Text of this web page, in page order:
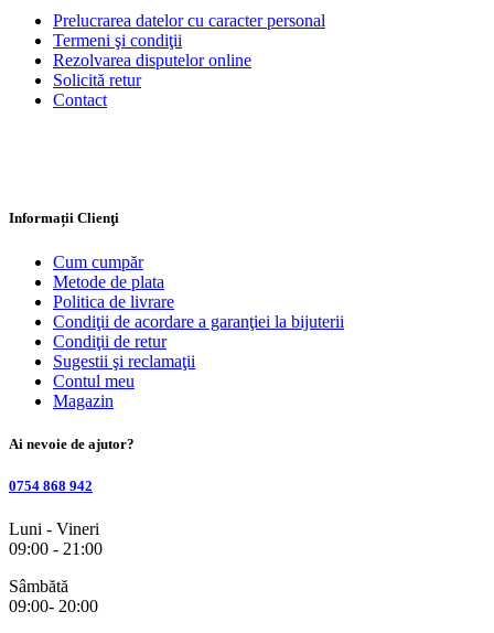
Prelucrarea datelor cu caracter personal
Termeni şi condiţii
Rezolvarea disputelor online
Solicită retur
Contact
Informații Clienţi
Cum cumpăr
Metode de plata
Politica de livrare
Condiţii de acordare a garanţiei la bijuterii
Condiţii de retur
Sugestii şi reclamaţii
Contul meu
Magazin
Ai nevoie de ajutor?
0754 868 942
Luni - Vineri
09:00 - 21:00
Sâmbătă
09:00- 20:00